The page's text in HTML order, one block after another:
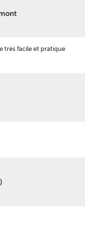
très facile et pratique